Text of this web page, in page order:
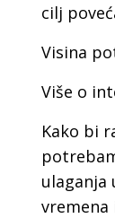
cilj
Visina
Više o
Kako bi
ulaganja